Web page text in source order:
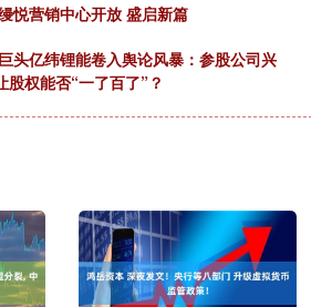
悦营销中心开放 盛启新篇
头亿纬锂能卷入舆论风暴：参股公司兴
权能否“一了百了”？